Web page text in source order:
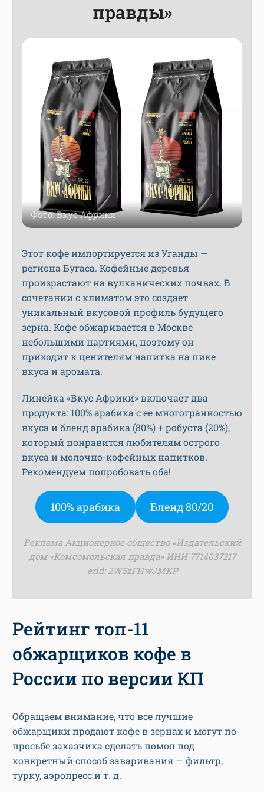
правды»
Фото: Вкус Африки
Этот кофе импортируется из Уганды —
региона Бугаса. Кофейные деревья
произрастают на вулканических почвах. В
сочетании с климатом это создает
уникальный вкусовой профиль будущего
зерна. Кофе обжаривается в Москве
небольшими партиями, поэтому он
приходит к ценителям напитка на пике
вкуса и аромата.
Линейка «Вкус Африки» включает два
продукта: 100% арабика с ее многогранностью
вкуса и бленд арабика (80%) + робуста (20%),
который понравится любителям острого
вкуса и молочно-кофейных напитков.
Рекомендуем попробовать оба!
100% арабика Бленд 80/20
Реклама Акционерное общество «Издательский
дом «Комсомольская правда» ИНН 7714037217
erid: 2W5zFHwJMKP
Рейтинг топ-11
обжарщиков кофе в
России по версии КП
Обращаем внимание, что все лучшие
обжарщики продают кофе в зернах и могут по
просьбе заказчика сделать помол под
конкретный способ заваривания — фильтр,
турку, аэропресс и т. д.